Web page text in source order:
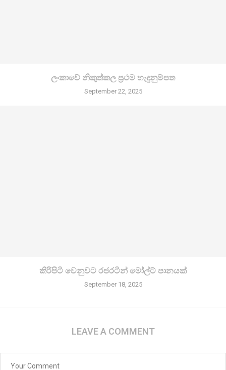
ලංකාවේ නිකුත්කල ප්‍රථම හැදුනුම්පත
September 22, 2025
කිරි­පිටි වෙනු­වට රජ­ර­ටින් මෝල්ට් පානයක්
September 18, 2025
LEAVE A COMMENT